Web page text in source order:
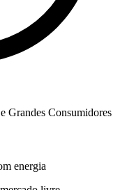
Grandes Consumidores
energia